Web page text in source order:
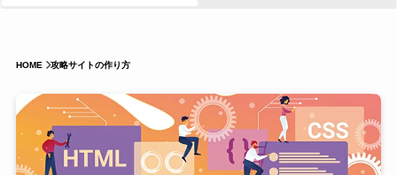
HOME 攻略サイトの作り方